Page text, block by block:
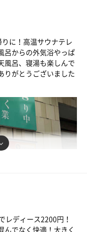
に！高温サウナテレ
呂からの外気浴やっぱ
風呂、寝湯も楽しんで
りがとうございました
レディース2200円！
んでなく快適！大きく